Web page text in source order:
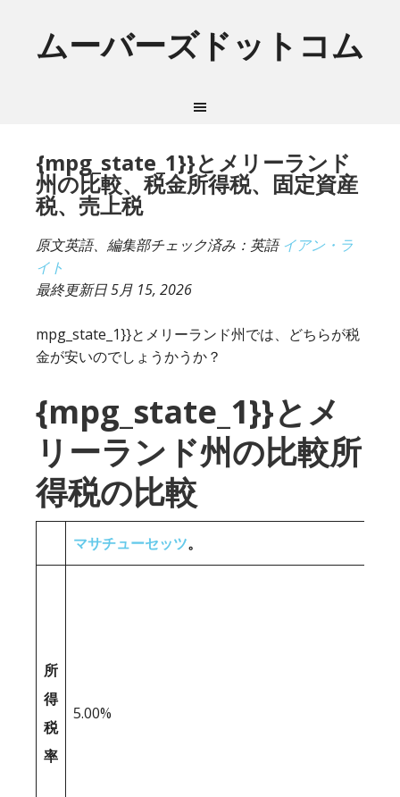
ムーバーズドットコム
{mpg_state_1}}とメリーランド
州の比較、税金所得税、固定資産
税、売上税
原文英語、編集部チェック済み：英語イアン・ラ
イト
最終更新日5月 15, 2026
mpg_state_1}}とメリーランド州では、どちらが税
金が安いのでしょうかうか？
{mpg_state_1}}とメ
リーランド州の比較所
得税の比較
マサチューセッツ。
所
得
税
率
5.00%